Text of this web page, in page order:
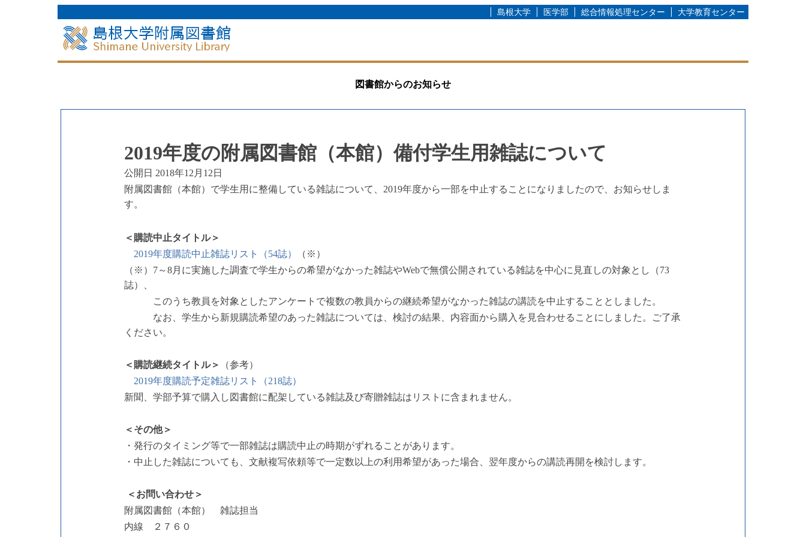
島根大学 医学部 総合情報処理センター 大学教育センター
図書館からのお知らせ
2019年度の附属図書館（本館）備付学生用雑誌について
公開日 2018年12月12日
附属図書館（本館）で学生用に整備している雑誌について、2019年度から一部を中止することになりましたので、お知らせしま
す。
＜購読中止タイトル＞
2019年度購読中止雑誌リスト（54誌）
（※）
（※）7～8月に実施した調査で学生からの希望がなかった雑誌やWebで無償公開されている雑誌を中心に見直しの対象とし（73
誌）、
このうち教員を対象としたアンケートで複数の教員からの継続希望がなかった雑誌の講読を中止することとしました。
なお、学生から新規購読希望のあった雑誌については、検討の結果、内容面から購入を見合わせることにしました。ご了承
ください。
＜購読継続タイトル＞
（参考）
2019年度購読予定雑誌リスト（218誌）
新聞、学部予算で購入し図書館に配架している雑誌及び寄贈雑誌はリストに含まれません。
＜その他＞
・発行のタイミング等で一部雑誌は購読中止の時期がずれることがあります。
・中止した雑誌についても、文献複写依頼等で一定数以上の利用希望があった場合、翌年度からの講読再開を検討します。
＜お問い合わせ＞
附属図書館（本館） 雑誌担当
内線 ２７６０